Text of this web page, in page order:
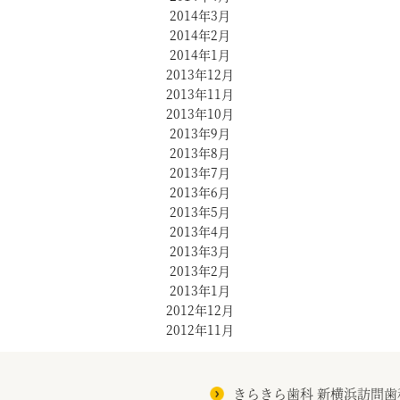
2014年3月
2014年2月
2014年1月
2013年12月
2013年11月
2013年10月
2013年9月
2013年8月
2013年7月
2013年6月
2013年5月
2013年4月
2013年3月
2013年2月
2013年1月
2012年12月
2012年11月
きらきら歯科 新横浜訪問